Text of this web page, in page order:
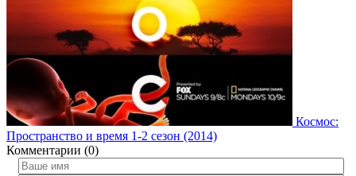
Космос:
Пространство и время 1-2 сезон (2014)
Комментарии (0)